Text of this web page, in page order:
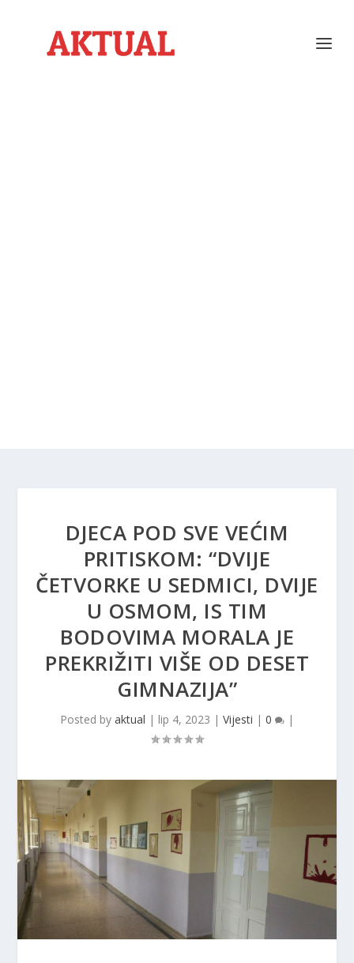
DJECA POD SVE VEĆIM
PRITISKOM: “DVIJE
ČETVORKE U SEDMICI, DVIJE
U OSMOM, IS TIM
BODOVIMA MORALA JE
PREKRIŽITI VIŠE OD DESET
GIMNAZIJA”
Posted by aktual | lip 4, 2023 | Vijesti | 0 |